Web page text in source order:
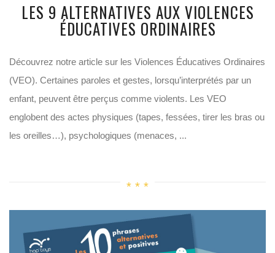
LES 9 ALTERNATIVES AUX VIOLENCES
ÉDUCATIVES ORDINAIRES
Découvrez notre article sur les Violences Éducatives Ordinaires
(VEO). Certaines paroles et gestes, lorsqu’interprétés par un
enfant, peuvent être perçus comme violents. Les VEO
englobent des actes physiques (tapes, fessées, tirer les bras ou
les oreilles…), psychologiques (menaces, ...